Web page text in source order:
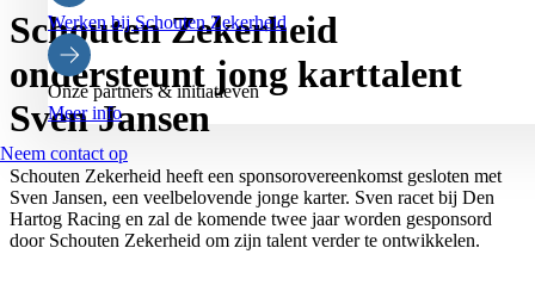
Werken bij Schouten Zekerheid
Onze partners & initiatieven
Meer info
Neem contact op
Schouten Zekerheid
ondersteunt jong karttalent
Sven Jansen
Schouten Zekerheid heeft een sponsorovereenkomst gesloten met
Sven Jansen, een veelbelovende jonge karter. Sven racet bij Den
Hartog Racing en zal de komende twee jaar worden gesponsord
door Schouten Zekerheid om zijn talent verder te ontwikkelen.